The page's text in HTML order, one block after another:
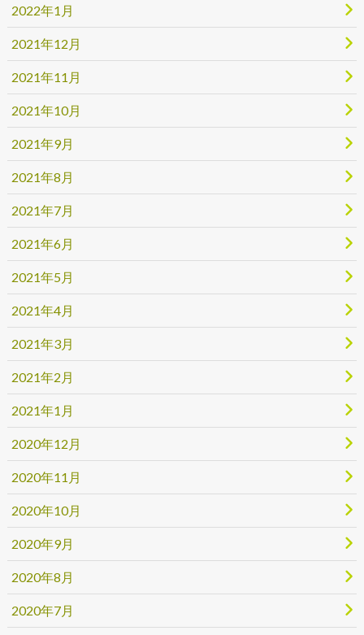
2022年1月
2021年12月
2021年11月
2021年10月
2021年9月
2021年8月
2021年7月
2021年6月
2021年5月
2021年4月
2021年3月
2021年2月
2021年1月
2020年12月
2020年11月
2020年10月
2020年9月
2020年8月
2020年7月